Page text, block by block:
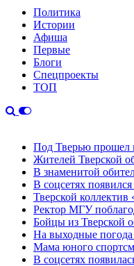
Политика
Истории
Афиша
Первые
Блоги
Спецпроекты
ТОП
Под Тверью прошел
Жителей Тверской
В знаменитой
В соцсетях
Тверской коллектив
Ректор МГУ
Бойцы из Тверской
На выходные погода
Мама юного
В соцсетях